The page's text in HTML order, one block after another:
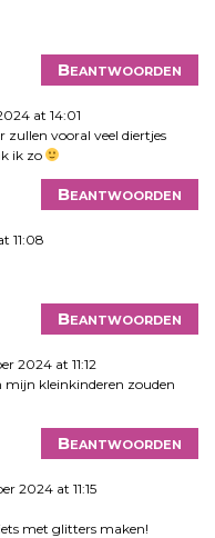
Beantwoorden
at 14:01
zullen vooral veel diertjes
ik zo
Beantwoorden
11:08
Beantwoorden
2024 at 11:12
mijn kleinkinderen zouden
Beantwoorden
2024 at 11:15
met glitters maken!